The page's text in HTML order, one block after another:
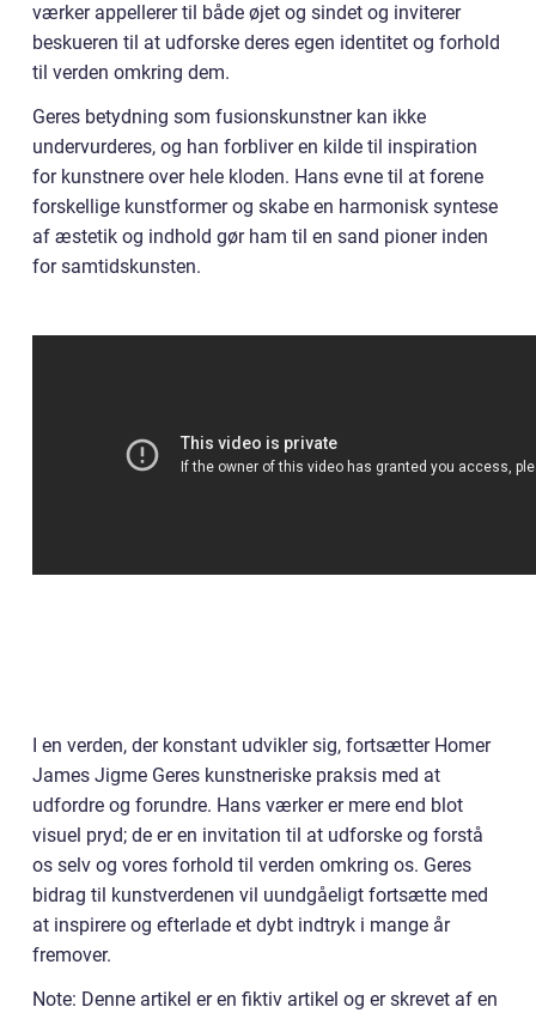
værker appellerer til både øjet og sindet og inviterer
beskueren til at udforske deres egen identitet og forhold
til verden omkring dem.
Geres betydning som fusionskunstner kan ikke
undervurderes, og han forbliver en kilde til inspiration
for kunstnere over hele kloden. Hans evne til at forene
forskellige kunstformer og skabe en harmonisk syntese
af æstetik og indhold gør ham til en sand pioner inden
for samtidskunsten.
I en verden, der konstant udvikler sig, fortsætter Homer
James Jigme Geres kunstneriske praksis med at
udfordre og forundre. Hans værker er mere end blot
visuel pryd; de er en invitation til at udforske og forstå
os selv og vores forhold til verden omkring os. Geres
bidrag til kunstverdenen vil uundgåeligt fortsætte med
at inspirere og efterlade et dybt indtryk i mange år
fremover.
Note: Denne artikel er en fiktiv artikel og er skrevet af en